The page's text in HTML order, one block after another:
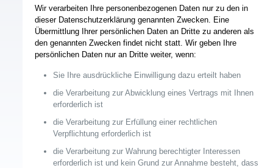
Wir verarbeiten Ihre personenbezogenen Daten nur zu den in
dieser Datenschutzerklärung genannten Zwecken. Eine
Übermittlung Ihrer persönlichen Daten an Dritte zu anderen als
den genannten Zwecken findet nicht statt. Wir geben Ihre
persönlichen Daten nur an Dritte weiter, wenn:
Sie Ihre ausdrückliche Einwilligung dazu erteilt haben
die Verarbeitung zur Abwicklung eines Vertrags mit Ihnen
erforderlich ist
die Verarbeitung zur Erfüllung einer rechtlichen
Verpflichtung erforderlich ist
die Verarbeitung zur Wahrung berechtigter Interessen
erforderlich ist und kein Grund zur Annahme besteht, dass